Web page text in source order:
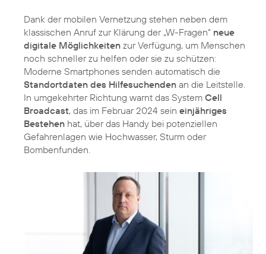
Dank der mobilen Vernetzung stehen neben dem
klassischen Anruf zur Klärung der „W-Fragen“ neue
digitale Möglichkeiten zur Verfügung, um Menschen
noch schneller zu helfen oder sie zu schützen:
Moderne Smartphones senden automatisch die
Standortdaten des Hilfesuchenden an die Leitstelle.
In umgekehrter Richtung warnt das System Cell
Broadcast, das im Februar 2024 sein einjähriges
Bestehen hat, über das Handy bei potenziellen
Gefahrenlagen wie Hochwasser, Sturm oder
Bombenfunden.